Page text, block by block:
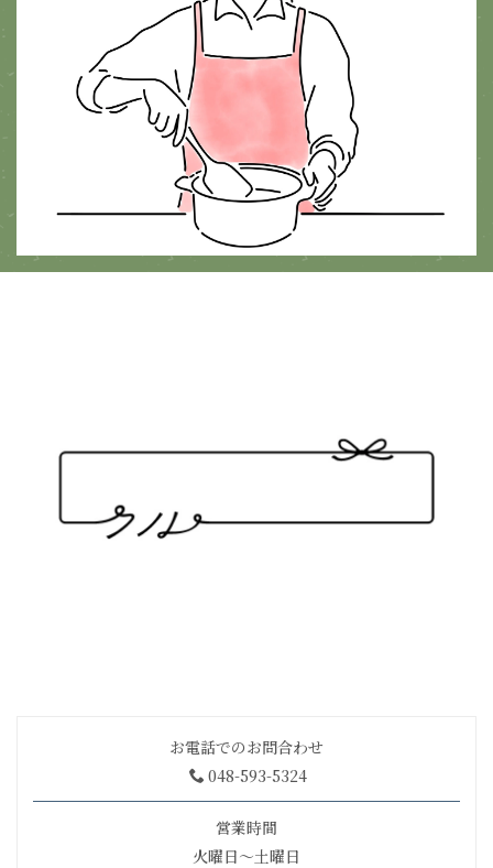
お電話でのお問合わせ
048-593-5324
営業時間
火曜日〜土曜日